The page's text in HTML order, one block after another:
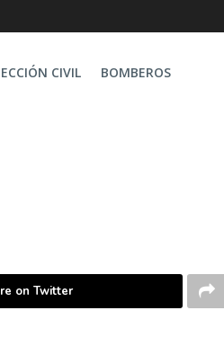
CIVIL BOMBEROS
on Twitter